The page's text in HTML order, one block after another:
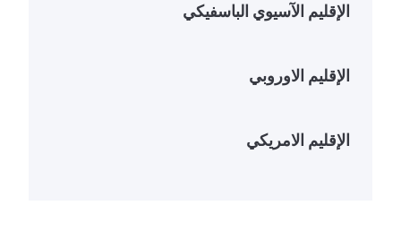
الإقليم الآسيوي الباسفيكي
الإقليم الاوروبي
الإقليم الامريكي